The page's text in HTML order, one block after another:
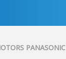
PANASONIC